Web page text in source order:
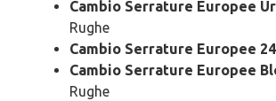
Cambio Serrature Europee
Rughe
Cambio Serrature Europee
Cambio Serrature Europee
Rughe